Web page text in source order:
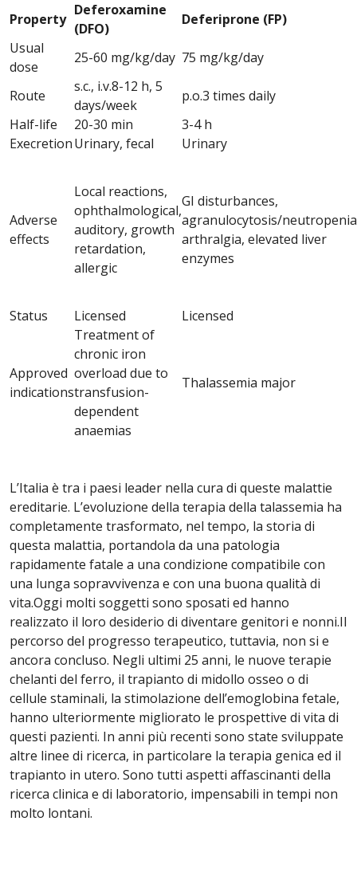
Property
Deferoxamine
(DFO)
Deferiprone (FP)
Usual
dose
25-60 mg/kg/day 75 mg/kg/day
Route
s.c., i.v.8-12 h, 5
days/week
p.o.3 times daily
Half-life
20-30 min
3-4 h
ExecretionUrinary, fecal Urinary
Adverse
effects
Local reactions,
ophthalmological,
auditory, growth
retardation,
allergic
GI disturbances,
agranulocytosis/
arthralgia, elevated liver
enzymes
Status Licensed Licensed
Approved
indications
Treatment of
chronic iron
overload due to
transfusion-
dependent
anaemias
Thalassemia major
L’Italia è tra i paesi leader nella cura di queste malattie
ereditarie. L’evoluzione della terapia della talassemia ha
completamente trasformato, nel tempo, la storia di
questa malattia, portandola da una patologia
rapidamente fatale a una condizione compatibile con
una lunga sopravvivenza e con una buona qualità di
vita.Oggi molti soggetti sono sposati ed hanno
realizzato il loro desiderio di diventare genitori e nonni.Il
percorso del progresso terapeutico, tuttavia, non si e
ancora concluso. Negli ultimi 25 anni, le nuove terapie
chelanti del ferro, il trapianto di midollo osseo o di
cellule staminali, la stimolazione dell’emoglobina fetale,
hanno ulteriormente migliorato le prospettive di vita di
questi pazienti. In anni più recenti sono state sviluppate
altre linee di ricerca, in particolare la terapia genica ed il
trapianto in utero. Sono tutti aspetti affascinanti della
ricerca clinica e di laboratorio, impensabili in tempi non
molto lontani.